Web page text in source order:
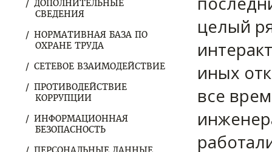
ДОПОЛНИТЕЛЬНЫЕ
СВЕДЕНИЯ
НОРМАТИВНАЯ БАЗА ПО
ОХРАНЕ ТРУДА
СЕТЕВОЕ ВЗАИМОДЕЙСТВИЕ
ПРОТИВОДЕЙСТВИЕ
КОРРУПЦИИ
ИНФОРМАЦИОННАЯ
БЕЗОПАСНОСТЬ
целый
иных
все